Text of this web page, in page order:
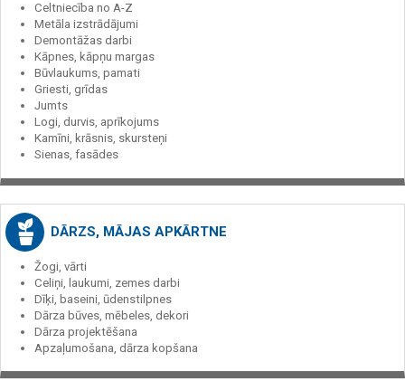
Celtniecība no A-Z
Metāla izstrādājumi
Demontāžas darbi
Kāpnes, kāpņu margas
Būvlaukums, pamati
Griesti, grīdas
Jumts
Logi, durvis, aprīkojums
Kamīni, krāsnis, skursteņi
Sienas, fasādes
DĀRZS, MĀJAS APKĀRTNE
Žogi, vārti
Celiņi, laukumi, zemes darbi
Dīķi, baseini, ūdenstilpnes
Dārza būves, mēbeles, dekori
Dārza projektēšana
Apzaļumošana, dārza kopšana